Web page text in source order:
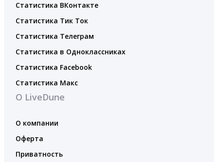
Статистика ВКонтакте
Статистика Тик Ток
Статистика Телеграм
Статистика в Одноклассниках
Статистика Facebook
Статистика Макс
О LiveDune
О компании
Оферта
Приватность